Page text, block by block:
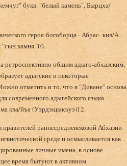
букв. "белый камень", Бырцха/
героя-богоборца - Абрас- кил/А-
"сын камня"10.
ретроспективно общим адыго-абхазским,
адыгские и некоторые
отметить и то, что в "Диване" основа
современного адыгейского языка
ква/йъа (Уэрдэщыкъуэ)12.
раннесредневековой Абхазии
среде и осмысливается как
личные имена, в основе
время бытуют в активном